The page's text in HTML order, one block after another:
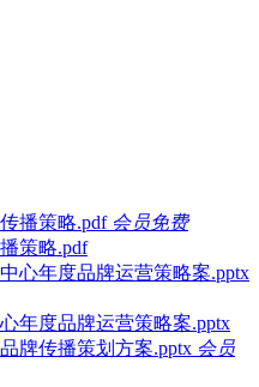
会员免费
策略.pdf
年度品牌运营策略案.pptx
会员